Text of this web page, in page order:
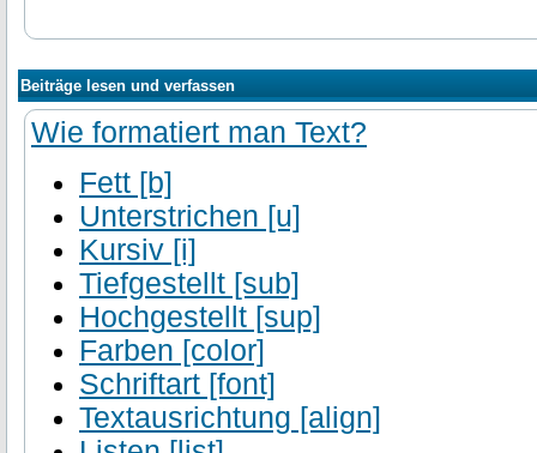
Beiträge lesen und verfassen
Wie formatiert man Text?
Fett [b]
Unterstrichen [u]
Kursiv [i]
Tiefgestellt [sub]
Hochgestellt [sup]
Farben [color]
Schriftart [font]
Textausrichtung [align]